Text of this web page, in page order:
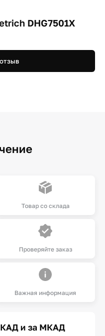
DHG7501X
Товар со склада
Проверяйте заказ
Важная информация
и за МКАД